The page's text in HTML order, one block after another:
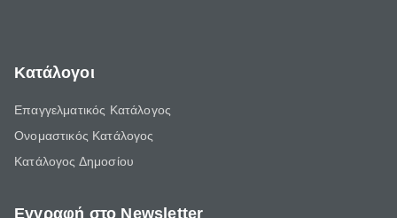
Κατάλογοι
Επαγγελματικός Κατάλογος
Ονομαστικός Κατάλογος
Κατάλογος Δημοσίου
Εγγραφή στο Newsletter